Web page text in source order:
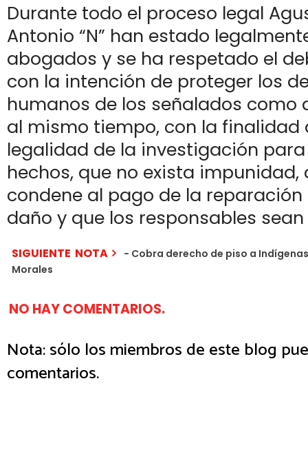
Durante todo el proceso legal
Antonio “N” han estado
abogados y se ha respetado el
con la intención de proteger los
humanos de los señalados como
al mismo tiempo, con la finalidad
legalidad de la investigación
hechos, que no exista impunidad,
condene al pago de la
daño y que los responsables
SIGUIENTE NOTA
- Cobra derecho de piso a
Morales
NO HAY COMENTARIOS.
Nota: sólo los miembros de este blog
comentarios.